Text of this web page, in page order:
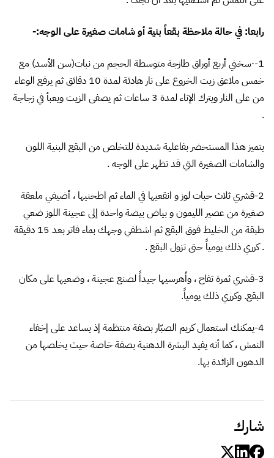
رابعا: في حالة ملاحظة بقعاً بنية أو شامات صغيرة على الوجه:-
1-·سخني أربع أوراق طازجة متوسطة الحجم من نبات(سن الأسد) مع
خمس ملاعق زيت الخروع على نار هادئة لمدة 10 دقائق ثم يرفع الوعاء
من على النار ويترك الإناء لمدة 3 ساعات ثم يصفى الزيت ويعبأ في زجاجة
.
يتميز هذا المستحضر بفاعلية شديدة للتخلص من البقع البنية اللون
والشامات الصغيرة التي قد تظهر على الوجه .
2-قشري ثلاث حبات لوز و انقعيها في الماء ثم اطحنيها ، أضيفي ملعقة
صغيرة من عصير الليمون و بياض بيضة واحدة إلى عجينة اللوز ضعي
طبقة من الخليط فوق البقع ثم اشطفي وجهك بماء فاتر بعد 15 دقيقة
. كرري ذلك يومياً حتى تزول البقع .
3-قشري ثمرة تفاح ، واُهرسيها جيداً لصنع عجينة ، وضعيها على مكان
البقع. وكرري ذلك يومياً.
4-يمكنك استعمال كريم الصبّار بصفة منتظمة إذ يساعد على إخفاء
النمش ، كما أنه يفيد البشرة الدهنية بصفة خاصة حيث يخلصها من
الدهون الزائدة بها.
شارك